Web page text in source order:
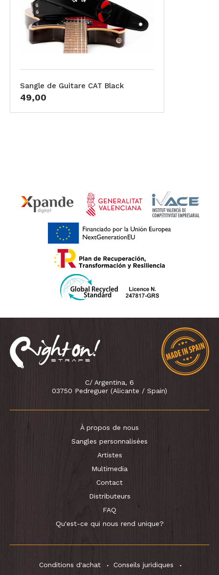
Sangle de Guitare CAT Black
49,00
C/ Argentina, 6
03750 Pedreguer (Alicante / Spain)
À propos de nous
Sangles personnalisées
Artistes
Multimedia
Contact
Distributeurs
FAQ
Qu'est-ce qui nous rend unique?
Conditions d'achat Conseils juridiques